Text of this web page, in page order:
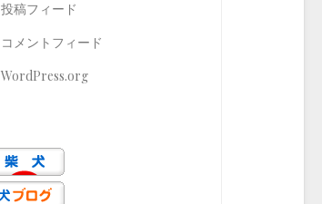
投稿フィード
コメントフィード
WordPress.org